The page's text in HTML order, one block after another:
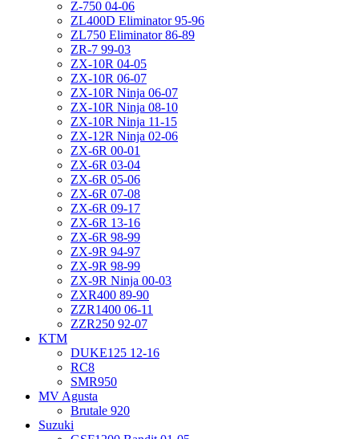
Z-750 04-06
ZL400D Eliminator 95-96
ZL750 Eliminator 86-89
ZR-7 99-03
ZX-10R 04-05
ZX-10R 06-07
ZX-10R Ninja 06-07
ZX-10R Ninja 08-10
ZX-10R Ninja 11-15
ZX-12R Ninja 02-06
ZX-6R 00-01
ZX-6R 03-04
ZX-6R 05-06
ZX-6R 07-08
ZX-6R 09-17
ZX-6R 13-16
ZX-6R 98-99
ZX-9R 94-97
ZX-9R 98-99
ZX-9R Ninja 00-03
ZXR400 89-90
ZZR1400 06-11
ZZR250 92-07
KTM
DUKE125 12-16
RC8
SMR950
MV Agusta
Brutale 920
Suzuki